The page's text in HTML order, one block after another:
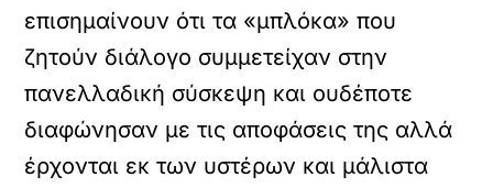
επισημαίνουν ότι τα «μπλόκα» που
ζητούν διάλογο συμμετείχαν στην
πανελλαδική σύσκεψη και ουδέποτε
διαφώνησαν με τις αποφάσεις της αλλά
έρχονται εκ των υστέρων και μάλιστα